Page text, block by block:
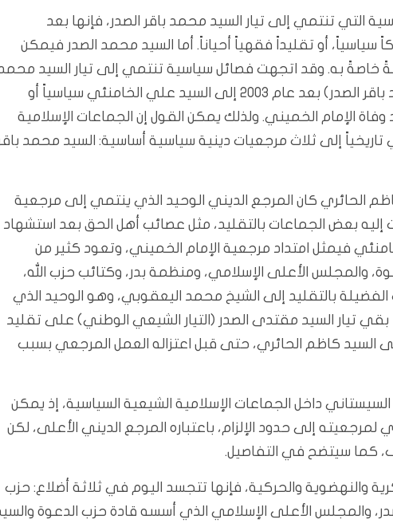
التي تنتمي إلى تيار السيد محمد باقر الصدر، فإنها بعد
أو تقليداً فقهياً أحياناً. أما السيد محمد الصدر فيمكن
خاصةً به. وقد اتجهت فصائل سياسية تنتمي إلى تيار السيد
الصدر (الضلع الثالث في مثلث مرجعية السيد محمد باقر الصدر) بعد عام 2003 إلى السيد علي الخامنئي سياسياً أو
الإمام الخميني. ولذلك يمكن القول إن الجماعات الإسلامية
تاريخياً إلى ثلاث مرجعيات دينية سياسية أساسية: السيد محمد
الحائري كان المرجع الديني الوحيد الذي ينتمي إلى مرجعية
إليه بعض الجماعات بالتقليد، مثل عصائب أهل الحق بعد استشهاد
فيمثل امتداد مرجعية الإمام الخميني، وتعود كثير من
والمجلس الأعلى الإسلامي، ومنظمة بدر، وكتائب حزب الله،
بالتقليد إلى الشيخ محمد اليعقوبي، وهو الوحيد الذي
تيار السيد مقتدى الصدر (التيار الشيعي الوطني) على تقليد
السيد كاظم الحائري، حتى قبل اعتزاله العمل المرجعي بسبب
داخل الجماعات الإسلامية الشيعية السياسية، إذ يمكن
لمرجعيته إلى حدود الإلزام، باعتباره المرجع الديني الأعلى، لكن
كما سيتضح في التفاصيل.
والنهضوية والحركية، فإنها تتجسد اليوم في ثلاثة أضلاع: حزب
والمجلس الأعلى الإسلامي الذي أسسه قادة حزب الدعوة